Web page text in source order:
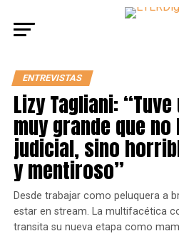
ENTREVISTAS
Lizy Tagliani:
muy grande que
judicial, sino
y mentiroso”
Desde trabajar como peluquera a
estar en stream. La multifacética
transita su nueva etapa como